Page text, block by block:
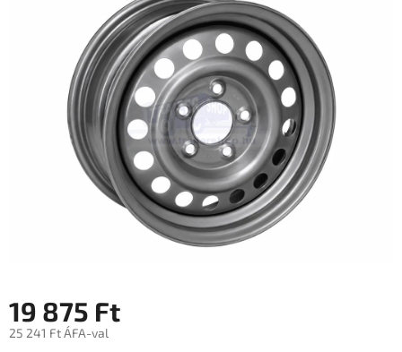
19 875 Ft
25 241 Ft ÁFA-val